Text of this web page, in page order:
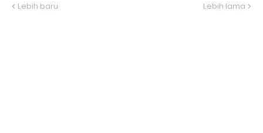
Lebih baru Lebih lama